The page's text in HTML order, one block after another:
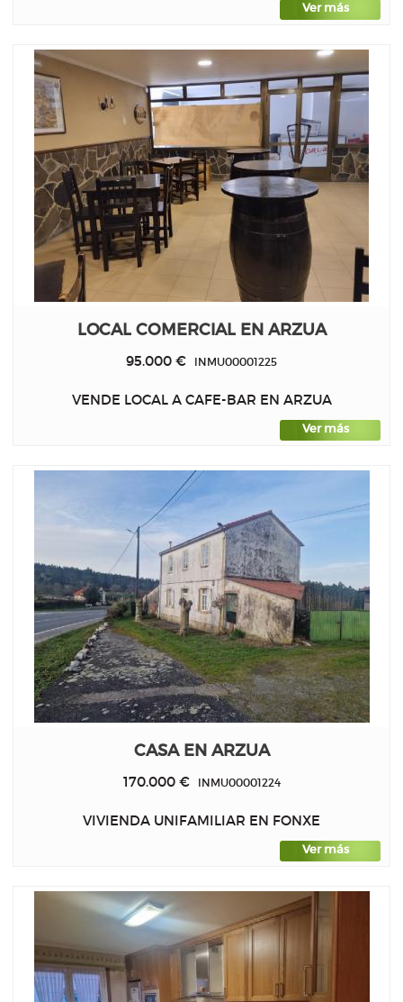
Ver más
LOCAL COMERCIAL EN ARZUA
95.000 € INMU00001225
VENDE LOCAL A CAFE-BAR EN ARZUA
Ver más
CASA EN ARZUA
170.000 €INMU00001224
VIVIENDA UNIFAMILIAR EN FONXE
Ver más